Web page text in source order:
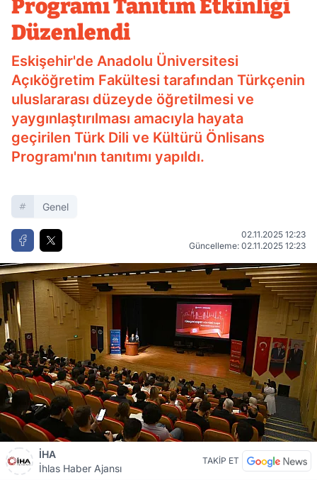
Programı Tanıtım Etkinliği
Düzenlendi
Eskişehir'de Anadolu Üniversitesi
Açıköğretim Fakültesi tarafından Türkçenin
uluslararası düzeyde öğretilmesi ve
yaygınlaştırılması amacıyla hayata
geçirilen Türk Dili ve Kültürü Önlisans
Programı'nın tanıtımı yapıldı.
Genel
02.11.2025 12:23
Güncelleme: 02.11.2025 12:23
İHA
İhlas Haber Ajansı
TAKİP ET